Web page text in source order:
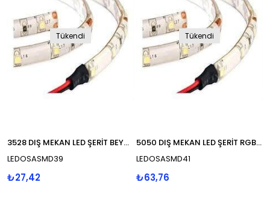
Tükendi
3528 DIŞ MEKAN LED ŞERİT BEYAZ 220
LEDOSASMD39
₺27,42
Tükendi
5050 DIŞ MEKAN LED ŞERİT RGB 7.2W
LEDOSASMD41
₺63,76